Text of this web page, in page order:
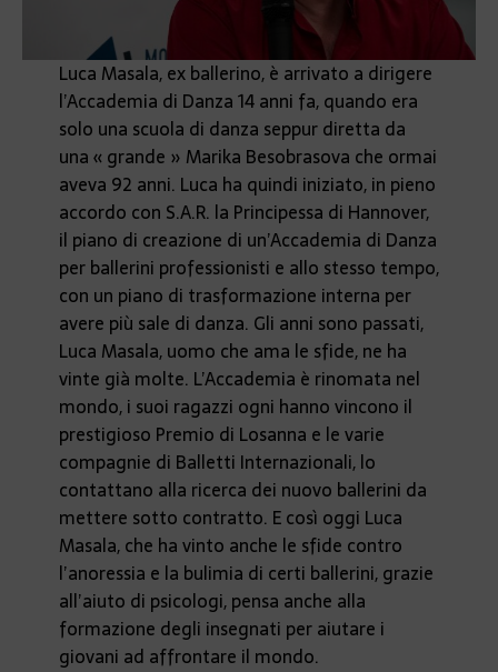
Luca Masala, ex ballerino, è arrivato a dirigere
l’Accademia di Danza 14 anni fa, quando era
solo una scuola di danza seppur diretta da
una « grande » Marika Besobrasova che ormai
aveva 92 anni. Luca ha quindi iniziato, in pieno
accordo con S.A.R. la Principessa di Hannover,
il piano di creazione di un’Accademia di Danza
per ballerini professionisti e allo stesso tempo,
con un piano di trasformazione interna per
avere più sale di danza. Gli anni sono passati,
Luca Masala, uomo che ama le sfide, ne ha
vinte già molte. L’Accademia è rinomata nel
mondo, i suoi ragazzi ogni hanno vincono il
prestigioso Premio di Losanna e le varie
compagnie di Balletti Internazionali, lo
contattano alla ricerca dei nuovo ballerini da
mettere sotto contratto. E così oggi Luca
Masala, che ha vinto anche le sfide contro
l’anoressia e la bulimia di certi ballerini, grazie
all’aiuto di psicologi, pensa anche alla
formazione degli insegnati per aiutare i
giovani ad affrontare il mondo.